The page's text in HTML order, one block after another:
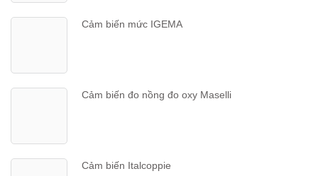
Cảm biến mức IGEMA
Cảm biến đo nồng đo oxy Maselli
Cảm biến Italcoppie